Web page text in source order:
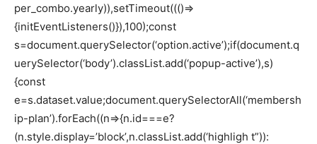
per_combo.yearly)),setTimeout((()=>
{initEventListeners()}),100);const
s=document.querySelector(‘option.active’);if(document.q
uerySelector(‘body’).classList.add(‘popup-active’),s)
{const
e=s.dataset.value;document.querySelectorAll(‘membersh
ip-plan’).forEach((n=>{n.id===e?
(n.style.display=’block’,n.classList.add(‘highligh t”)):